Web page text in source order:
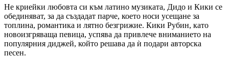
Не криейки любовта си към латино музиката, Дидо и Кики се
обединяват, за да създадат парче, което носи усещане за
топлина, романтика и лятно безгрижие. Кики Рубин, като
новоизгряваща певица, успява да привлече вниманието на
популярния диджей, който решава да ѝ подари авторска
песен.